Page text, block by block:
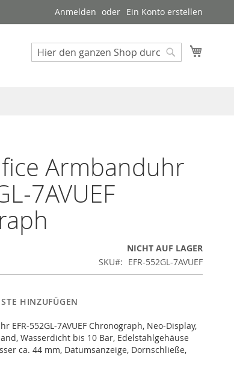
Anmelden Ein Konto erstellen
Suche
Armbanduhr
7AVUEF
NICHT AUF LAGER
SKU
EFR-552GL-7AVUEF
HINZUFÜGEN
EFR-552GL-7AVUEF Chronograph, Neo-Display,
Wasserdicht bis 10 Bar, Edelstahlgehäuse
ca. 44 mm, Datumsanzeige, Dornschließe,